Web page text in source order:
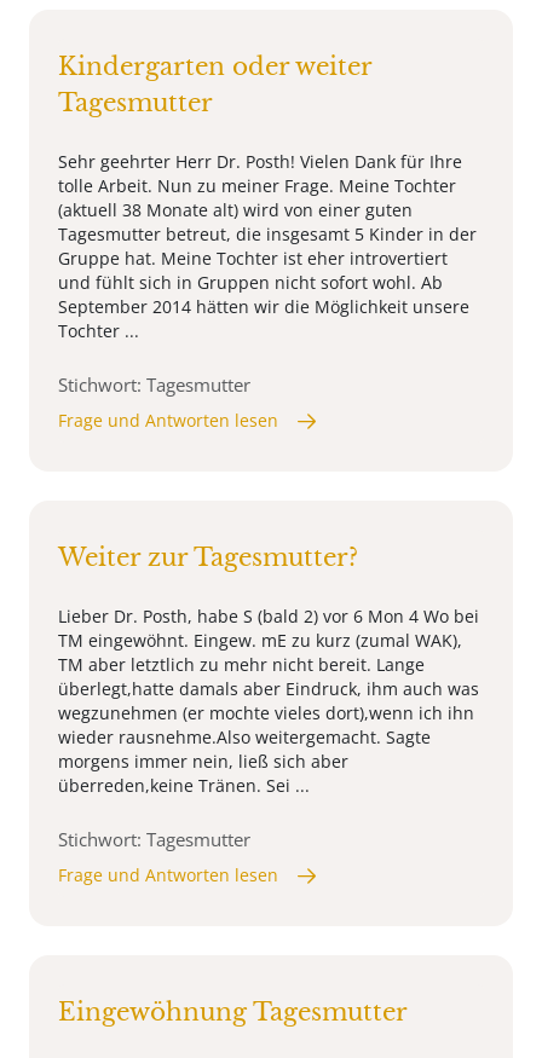
Kindergarten oder weiter
Tagesmutter
Sehr geehrter Herr Dr. Posth! Vielen Dank für Ihre
tolle Arbeit. Nun zu meiner Frage. Meine Tochter
(aktuell 38 Monate alt) wird von einer guten
Tagesmutter betreut, die insgesamt 5 Kinder in der
Gruppe hat. Meine Tochter ist eher introvertiert
und fühlt sich in Gruppen nicht sofort wohl. Ab
September 2014 hätten wir die Möglichkeit unsere
Tochter ...
Stichwort: Tagesmutter
Frage und Antworten lesen
Weiter zur Tagesmutter?
Lieber Dr. Posth, habe S (bald 2) vor 6 Mon 4 Wo bei
TM eingewöhnt. Eingew. mE zu kurz (zumal WAK),
TM aber letztlich zu mehr nicht bereit. Lange
überlegt,hatte damals aber Eindruck, ihm auch was
wegzunehmen (er mochte vieles dort),wenn ich ihn
wieder rausnehme.Also weitergemacht. Sagte
morgens immer nein, ließ sich aber
überreden,keine Tränen. Sei ...
Stichwort: Tagesmutter
Frage und Antworten lesen
Eingewöhnung Tagesmutter